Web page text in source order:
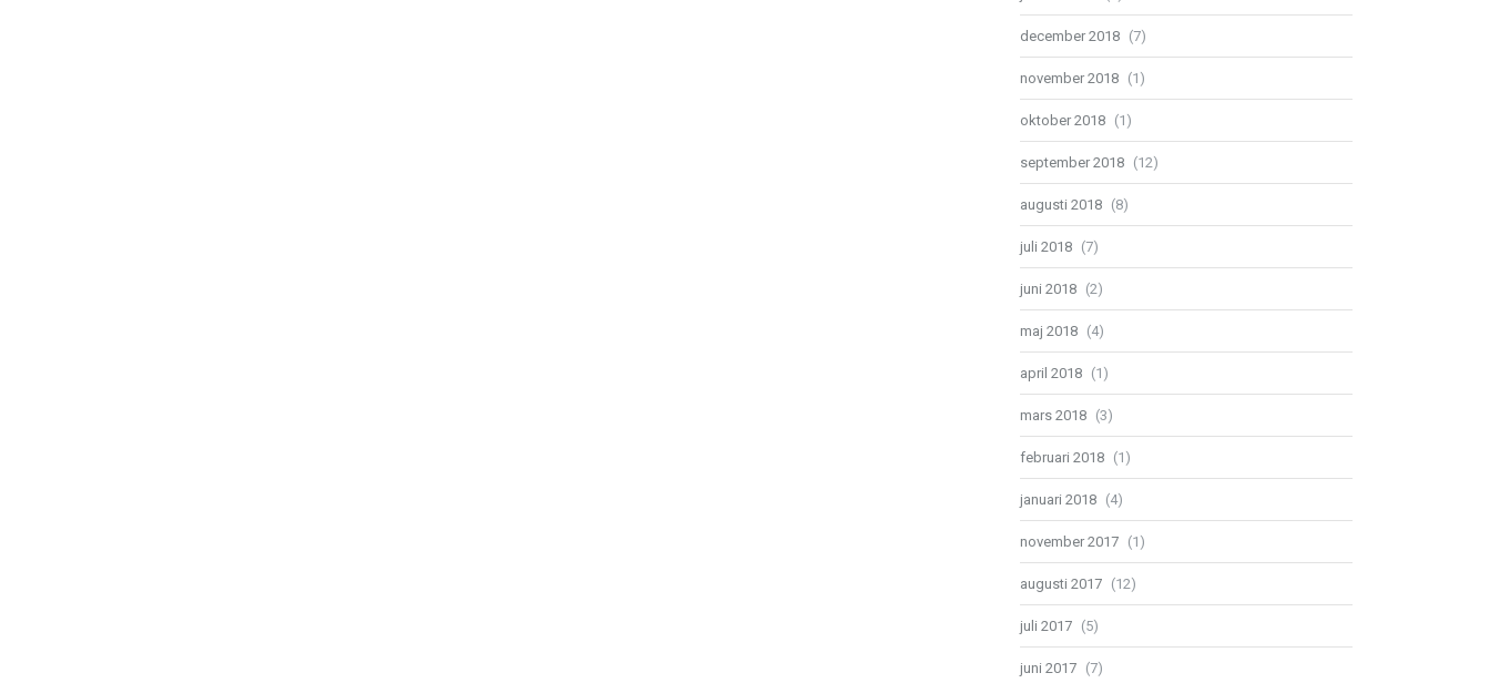
december 2018 (7)
november 2018 (1)
oktober 2018 (1)
september 2018 (12)
augusti 2018 (8)
juli 2018 (7)
juni 2018 (2)
maj 2018 (4)
april 2018 (1)
mars 2018 (3)
februari 2018 (1)
januari 2018 (4)
november 2017 (1)
augusti 2017 (12)
juli 2017 (5)
juni 2017 (7)